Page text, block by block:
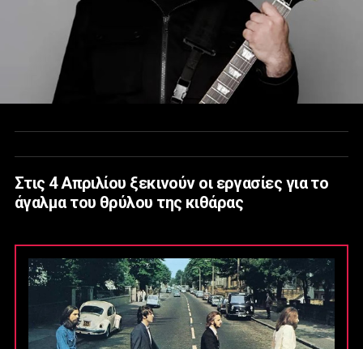
Στις 4 Απριλίου ξεκινούν οι εργασίες για το
άγαλμα του θρύλου της κιθάρας